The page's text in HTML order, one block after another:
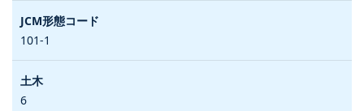
101-1
6